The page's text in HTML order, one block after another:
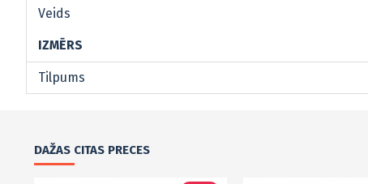
Veids
IZMĒRS
Tilpums
DAŽAS CITAS PRECES